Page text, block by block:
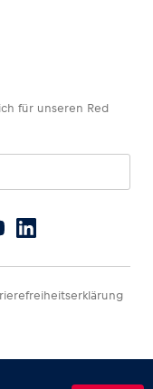
für unseren Red